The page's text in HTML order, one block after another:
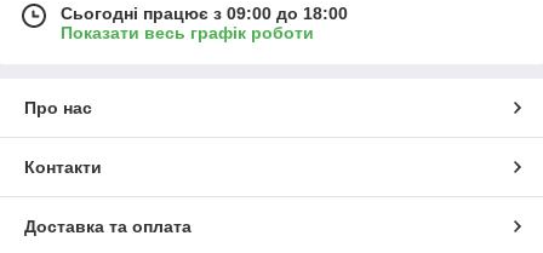
Сьогодні працює з 09:00 до 18:00
Показати весь графік роботи
Про нас
Контакти
Доставка та оплата